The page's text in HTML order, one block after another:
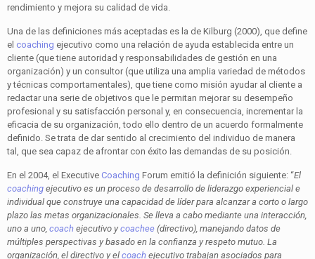
rendimiento y mejora su calidad de vida.
Una de las definiciones más aceptadas es la de Kilburg (2000), que define
el coaching ejecutivo como una relación de ayuda establecida entre un
cliente (que tiene autoridad y responsabilidades de gestión en una
organización) y un consultor (que utiliza una amplia variedad de métodos
y técnicas comportamentales), que tiene como misión ayudar al cliente a
redactar una serie de objetivos que le permitan mejorar su desempeño
profesional y su satisfacción personal y, en consecuencia, incrementar la
eficacia de su organización, todo ello dentro de un acuerdo formalmente
definido. Se trata de dar sentido al crecimiento del individuo de manera
tal, que sea capaz de afrontar con éxito las demandas de su posición.
En el 2004, el Executive Coaching Forum emitió la definición siguiente: “El
coaching ejecutivo es un proceso de desarrollo de liderazgo experiencial e
individual que construye una capacidad de líder para alcanzar a corto o largo
plazo las metas organizacionales. Se lleva a cabo mediante una interacción,
uno a uno, coach ejecutivo y coachee (directivo), manejando datos de
múltiples perspectivas y basado en la confianza y respeto mutuo. La
organización, el directivo y el coach ejecutivo trabajan asociados para